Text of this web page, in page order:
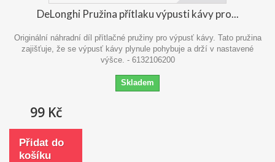
DeLonghi Pružina přítlaku výpusti kávy pro...
Originální náhradní díl přítlačné pružiny pro výpusť kávy. Tato pružina
zajišťuje, že se výpusť kávy plynule pohybuje a drží v nastavené
výšce. - 6132106200
Skladem
99 Kč
Přidat do
košíku